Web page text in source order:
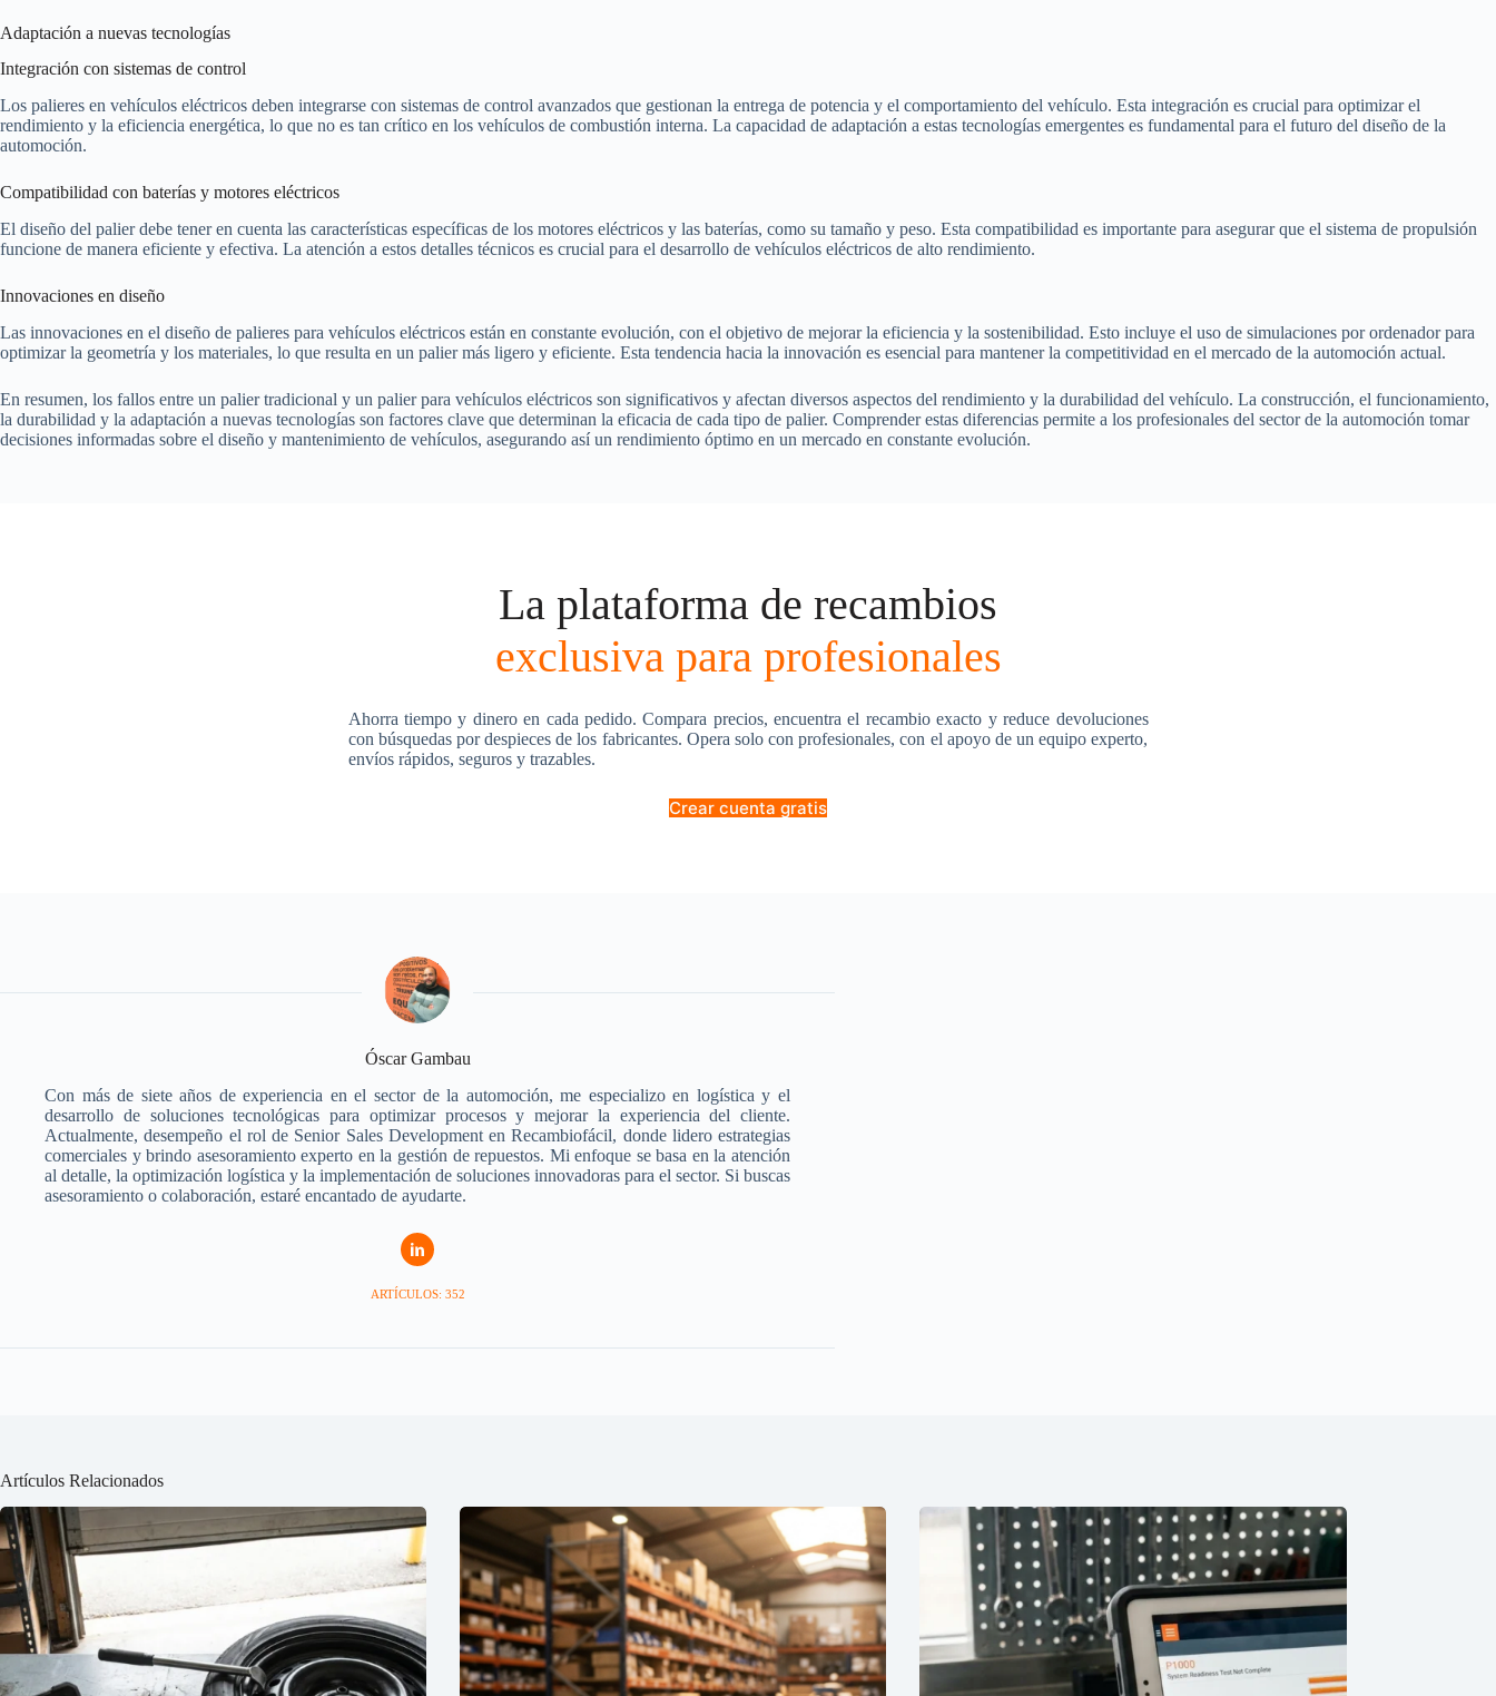
Adaptación a nuevas tecnologías
Integración con sistemas de control
Los palieres en vehículos eléctricos deben integrarse con sistemas de control avanzados que gestionan la entrega de potencia y el comportamiento del vehículo. Esta integración es crucial para optimizar el
rendimiento y la eficiencia energética, lo que no es tan crítico en los vehículos de combustión interna. La capacidad de adaptación a estas tecnologías emergentes es fundamental para el futuro del diseño de la
automoción.
Compatibilidad con baterías y motores eléctricos
El diseño del palier debe tener en cuenta las características específicas de los motores eléctricos y las baterías, como su tamaño y peso. Esta compatibilidad es importante para asegurar que el sistema de propulsión
funcione de manera eficiente y efectiva. La atención a estos detalles técnicos es crucial para el desarrollo de vehículos eléctricos de alto rendimiento.
Innovaciones en diseño
Las innovaciones en el diseño de palieres para vehículos eléctricos están en constante evolución, con el objetivo de mejorar la eficiencia y la sostenibilidad. Esto incluye el uso de simulaciones por ordenador para
optimizar la geometría y los materiales, lo que resulta en un palier más ligero y eficiente. Esta tendencia hacia la innovación es esencial para mantener la competitividad en el mercado de la automoción actual.
En resumen, los fallos entre un palier tradicional y un palier para vehículos eléctricos son significativos y afectan diversos aspectos del rendimiento y la durabilidad del vehículo. La construcción, el funcionamiento,
la durabilidad y la adaptación a nuevas tecnologías son factores clave que determinan la eficacia de cada tipo de palier. Comprender estas diferencias permite a los profesionales del sector de la automoción tomar
decisiones informadas sobre el diseño y mantenimiento de vehículos, asegurando así un rendimiento óptimo en un mercado en constante evolución.
La plataforma de recambios
exclusiva para profesionales
Ahorra tiempo y dinero en cada pedido. Compara precios, encuentra el recambio exacto y reduce devoluciones
con búsquedas por despieces de los fabricantes. Opera solo con profesionales, con el apoyo de un equipo experto,
envíos rápidos, seguros y trazables.
Crear cuenta gratis
Óscar Gambau
Con más de siete años de experiencia en el sector de la automoción, me especializo en logística y el
desarrollo de soluciones tecnológicas para optimizar procesos y mejorar la experiencia del cliente.
Actualmente, desempeño el rol de Senior Sales Development en Recambiofácil, donde lidero estrategias
comerciales y brindo asesoramiento experto en la gestión de repuestos. Mi enfoque se basa en la atención
al detalle, la optimización logística y la implementación de soluciones innovadoras para el sector. Si buscas
asesoramiento o colaboración, estaré encantado de ayudarte.
ARTÍCULOS: 352
Artículos Relacionados